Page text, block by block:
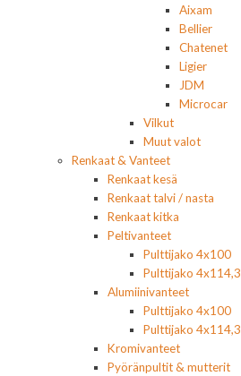
Aixam
Bellier
Chatenet
Ligier
JDM
Microcar
Vilkut
Muut valot
Renkaat & Vanteet
Renkaat kesä
Renkaat talvi / nasta
Renkaat kitka
Peltivanteet
Pulttijako 4x100
Pulttijako 4x114,3
Alumiinivanteet
Pulttijako 4x100
Pulttijako 4x114,3
Kromivanteet
Pyöränpultit & mutterit